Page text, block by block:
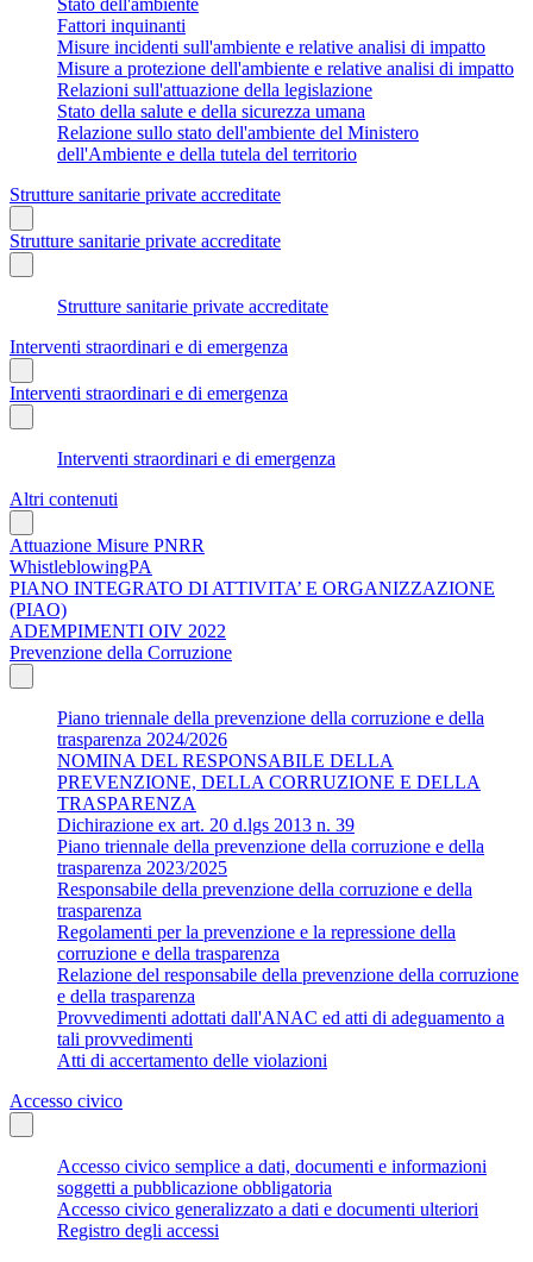
Fattori inquinanti
Misure incidenti sull'ambiente e relative analisi di impatto
Misure a protezione dell'ambiente e relative analisi di impatto
Relazioni sull'attuazione della legislazione
Stato della salute e della sicurezza umana
Relazione sullo stato dell'ambiente del Ministero
dell'Ambiente e della tutela del territorio
Strutture sanitarie private accreditate
Strutture sanitarie private accreditate
Strutture sanitarie private accreditate
Interventi straordinari e di emergenza
Interventi straordinari e di emergenza
Interventi straordinari e di emergenza
Altri contenuti
Attuazione Misure PNRR
WhistleblowingPA
PIANO INTEGRATO DI ATTIVITA’ E ORGANIZZAZIONE
(PIAO)
ADEMPIMENTI OIV 2022
Prevenzione della Corruzione
Piano triennale della prevenzione della corruzione e della
trasparenza 2024/2026
NOMINA DEL RESPONSABILE DELLA
PREVENZIONE, DELLA CORRUZIONE E DELLA
TRASPARENZA
Dichirazione ex art. 20 d.lgs 2013 n. 39
Piano triennale della prevenzione della corruzione e della
trasparenza 2023/2025
Responsabile della prevenzione della corruzione e della
trasparenza
Regolamenti per la prevenzione e la repressione della
corruzione e della trasparenza
Relazione del responsabile della prevenzione della corruzione
e della trasparenza
Provvedimenti adottati dall'ANAC ed atti di adeguamento a
tali provvedimenti
Atti di accertamento delle violazioni
Accesso civico
Accesso civico semplice a dati, documenti e informazioni
soggetti a pubblicazione obbligatoria
Accesso civico generalizzato a dati e documenti ulteriori
Registro degli accessi